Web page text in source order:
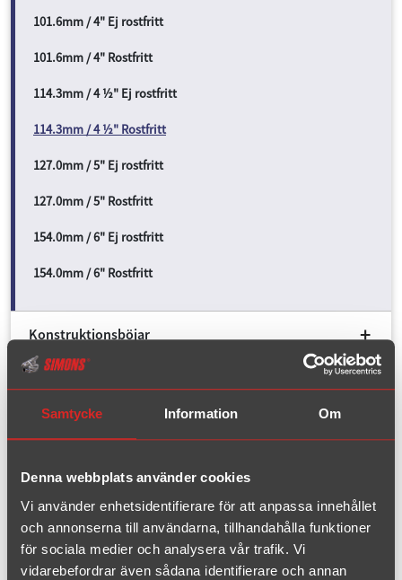
Samtycke Information Om
Denna webbplats använder cookies
Vi använder enhetsidentifierare för att anpassa innehållet
och annonserna till användarna, tillhandahålla funktioner
för sociala medier och analysera vår trafik. Vi
vidarebefordrar även sådana identifierare och annan
101.6mm / 4" Ej rostfritt
101.6mm / 4" Rostfritt
114.3mm / 4 ½" Ej rostfritt
114.3mm / 4 ½" Rostfritt
127.0mm / 5" Ej rostfritt
127.0mm / 5" Rostfritt
154.0mm / 6" Ej rostfritt
154.0mm / 6" Rostfritt
Konstruktionsböjar
Konor
Flexrör
Katalysatorer